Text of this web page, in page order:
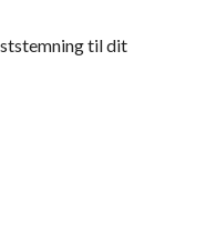
til dit